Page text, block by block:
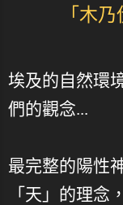
「木
埃及的自然環
們的觀念...
最完整的陽性
「天」的理念